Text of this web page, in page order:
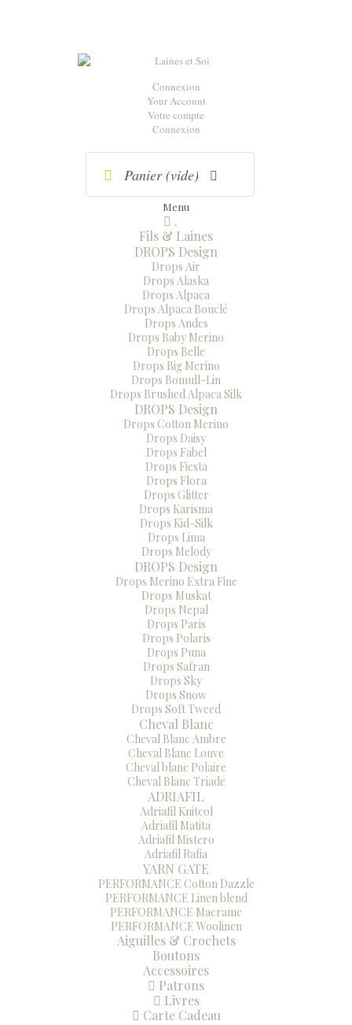
Connexion
Your Account
Votre compte
Connexion
Panier (vide)
Menu
.
Fils & Laines
DROPS Design
Drops Air
Drops Alaska
Drops Alpaca
Drops Alpaca Bouclé
Drops Andes
Drops Baby Merino
Drops Belle
Drops Big Merino
Drops Bomull-Lin
Drops Brushed Alpaca Silk
DROPS Design
Drops Cotton Merino
Drops Daisy
Drops Fabel
Drops Fiesta
Drops Flora
Drops Glitter
Drops Karisma
Drops Kid-Silk
Drops Lima
Drops Melody
DROPS Design
Drops Merino Extra Fine
Drops Muskat
Drops Nepal
Drops Paris
Drops Polaris
Drops Puna
Drops Safran
Drops Sky
Drops Snow
Drops Soft Tweed
Cheval Blanc
Cheval Blanc Ambre
Cheval Blanc Louve
Cheval blanc Polaire
Cheval Blanc Triade
ADRIAFIL
Adriafil Knitcol
Adriafil Matita
Adriafil Mistero
Adriafil Rafia
YARN GATE
PERFORMANCE Cotton Dazzle
PERFORMANCE Linen blend
PERFORMANCE Macrame
PERFORMANCE Woolinen
Aiguilles & Crochets
Boutons
Accessoires
Patrons
Livres
Carte Cadeau